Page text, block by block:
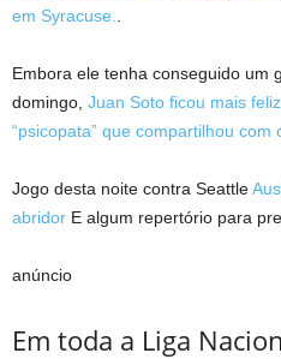
em Syracuse.
Embora ele tenha conseguido um
domingo, Juan Soto ficou mais
“psicopata” que compartilhou com
Jogo desta noite contra Seattle
abridor E algum repertório para
anúncio
Em toda a Liga